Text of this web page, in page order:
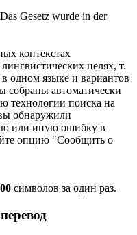
Das Gesetz wurde in der
контекстах
целях, т.
одном языке и вариантов
собраны автоматически
технологии поиска на
обнаружили
или иную ошибку в
опцию "Сообщить о
символов за один раз.